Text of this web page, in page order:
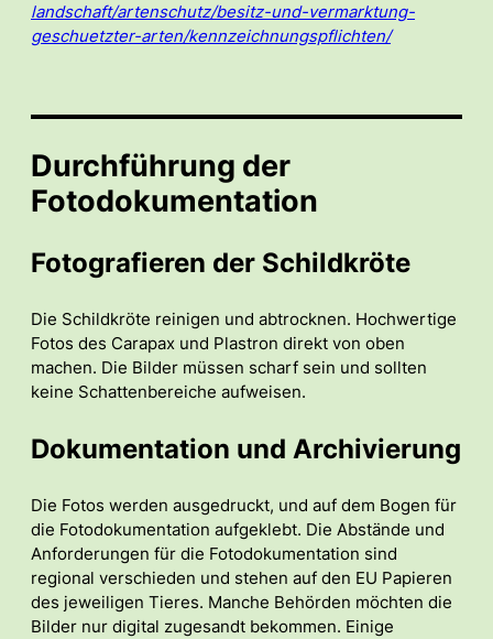
landschaft/artenschutz/besitz-und-vermarktung-
geschuetzter-arten/kennzeichnungspflichten/
Durchführung der
Fotodokumentation
Fotografieren der Schildkröte
Die Schildkröte reinigen und abtrocknen. Hochwertige
Fotos des Carapax und Plastron direkt von oben
machen. Die Bilder müssen scharf sein und sollten
keine Schattenbereiche aufweisen.
Dokumentation und Archivierung
Die Fotos werden ausgedruckt, und auf dem Bogen für
die Fotodokumentation aufgeklebt. Die Abstände und
Anforderungen für die Fotodokumentation sind
regional verschieden und stehen auf den EU Papieren
des jeweiligen Tieres. Manche Behörden möchten die
Bilder nur digital zugesandt bekommen. Einige